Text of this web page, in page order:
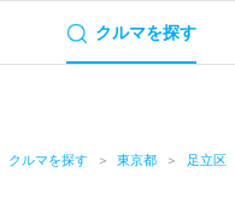
クルマを探す
クルマを探す 東京都 足立区